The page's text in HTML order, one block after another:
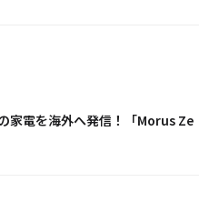
家電を海外へ発信！「Morus Ze